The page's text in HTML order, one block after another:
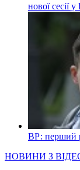
нової
ВР: перший
НОВИНИ З